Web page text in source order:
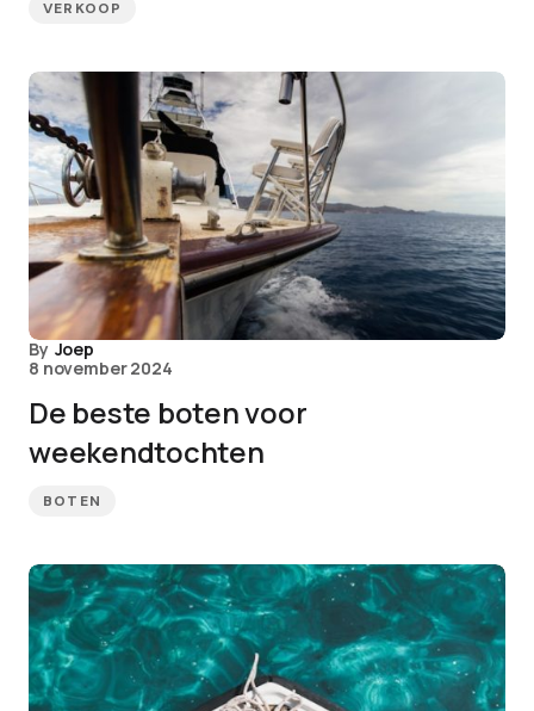
VERKOOP
By Joep
8 november 2024
De beste boten voor
weekendtochten
BOTEN